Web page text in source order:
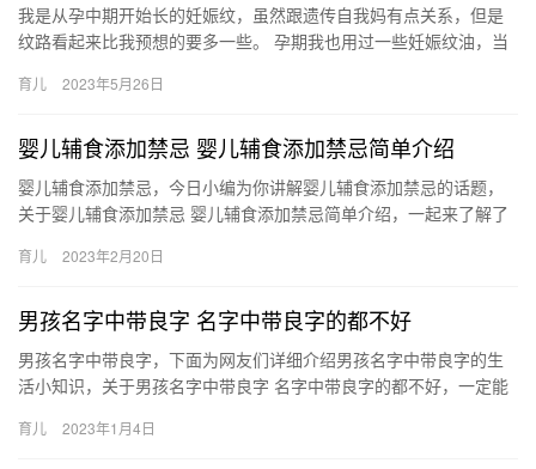
我是从孕中期开始长的妊娠纹，虽然跟遗传自我妈有点关系，但是
纹路看起来比我预想的要多一些。 孕期我也用过一些妊娠纹油，当
纹，…
育儿 2023年5月26日
婴儿辅食添加禁忌 婴儿辅食添加禁忌简单介绍
婴儿辅食添加禁忌，今日小编为你讲解婴儿辅食添加禁忌的话题，
关于婴儿辅食添加禁忌 婴儿辅食添加禁忌简单介绍，一起来了解了
辅…
育儿 2023年2月20日
男孩名字中带良字 名字中带良字的都不好
男孩名字中带良字，下面为网友们详细介绍男孩名字中带良字的生
活小知识，关于男孩名字中带良字 名字中带良字的都不好，一定能
名…
育儿 2023年1月4日